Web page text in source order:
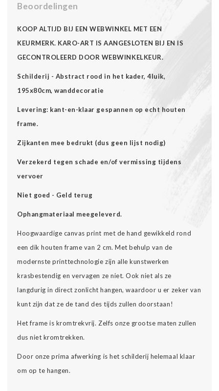
Beoordelingen
KOOP ALTIJD BIJ EEN WEBWINKEL MET EEN
KEURMERK. KARO-ART IS AANGESLOTEN BIJ EN IS
GECONTROLEERD DOOR WEBWINKELKEUR.
Schilderij - Abstract rood in het kader, 4luik,
195x80cm, wanddecoratie
Levering: kant-en-klaar gespannen op echt houten
frame.
Zijkanten mee bedrukt (dus geen lijst nodig)
Verzekerd tegen schade en/of vermissing tijdens
vervoer
Niet goed - Geld terug
Ophangmateriaal meegeleverd.
Hoogwaardige canvas print met de hand gewikkeld rond
een dik houten frame van 2 cm. Met behulp van de
modernste printtechnologie zijn alle kunstwerken
krasbestendig en vervagen ze niet. Ook niet als ze
langdurig in direct zonlicht hangen, waardoor u er zeker van
kunt zijn dat ze de tand des tijds zullen doorstaan!
Het frame is kromtrekvrij. Zelfs onze grootse maten zullen
dus niet kromtrekken.
Door onze prima afwerking is het schilderij helemaal klaar
om op te hangen.